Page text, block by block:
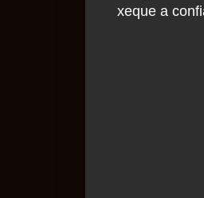
xeque a